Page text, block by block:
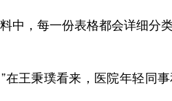
中，每一份表格都会详细分
王秉璞看来，医院年轻同